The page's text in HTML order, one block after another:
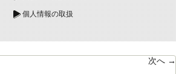
個人情報の取扱
次へ →